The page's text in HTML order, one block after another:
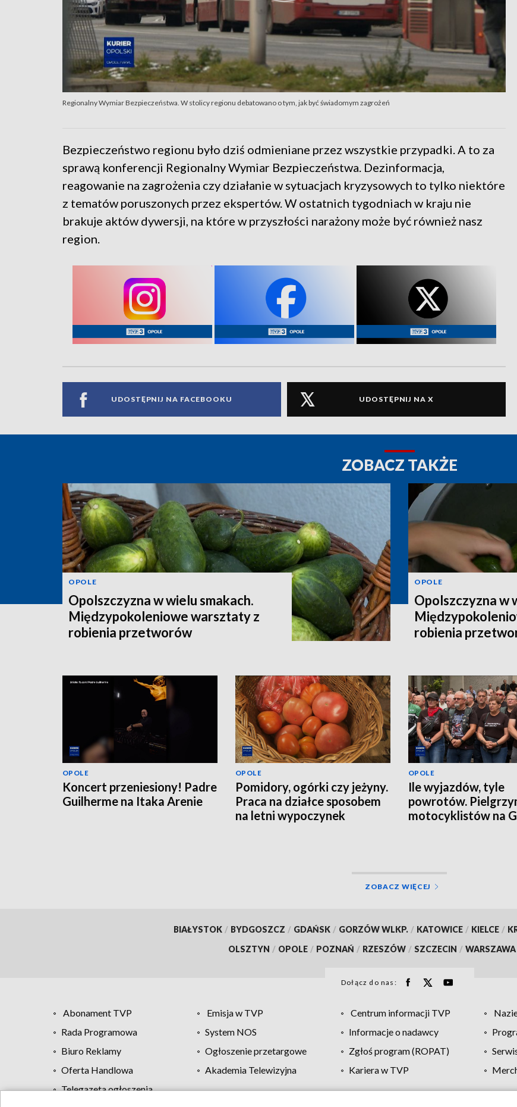
Regionalny Wymiar Bezpieczeństwa. W stolicy regionu debatowano o tym, jak być świadomym zagrożeń
Bezpieczeństwo regionu było dziś odmieniane przez wszystkie przypadki. A to za
sprawą konferencji Regionalny Wymiar Bezpieczeństwa. Dezinformacja,
reagowanie na zagrożenia czy działanie w sytuacjach kryzysowych to tylko niektóre
z tematów poruszonych przez ekspertów. W ostatnich tygodniach w kraju nie
brakuje aktów dywersji, na które w przyszłości narażony może być również nasz
region.
UDOSTĘPNIJ NA FACEBOOKU UDOSTĘPNIJ NA X
ZOBACZ TAKŻE
OPOLE
Opolszczyzna w wielu smakach.
Międzypokoleniowe warsztaty z
robienia przetworów
OPOLE
Opolszczyzna w
robienia
OPOLE
Koncert przeniesiony! Padre
Guilherme na Itaka Arenie
OPOLE
Pomidory, ogórki czy jeżyny.
Praca na działce sposobem
na letni wypoczynek
OPOLE
Ile wyjazdów, tyle
powrotów.
motocyklistów na
ZOBACZ WIĘCEJ
BIAŁYSTOK / BYDGOSZCZ / GDAŃSK / GORZÓW WLKP. / KATOWICE / KIELCE /
OLSZTYN / OPOLE / POZNAŃ / RZESZÓW / SZCZECIN / WARSZAWA
Dołącz do nas:
Abonament TVP Emisja w TVP Centrum informacji TVP
Rada Programowa
System NOS Informacje o nadawcy
Biuro Reklamy
Ogłoszenie przetargowe Zgłoś program (ROPAT)
Oferta Handlowa
Akademia Telewizyjna Kariera w TVP
Telegazeta ogłoszenia